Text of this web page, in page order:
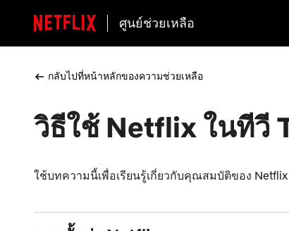
ศูนย์ช่วยเหลือ
กลับไปที่หน้าหลักของความช่วยเหลือ
วิธีใช้ Netflix ในทีวี
ใช้บทความนี้เพื่อเรียนรู้เกี่ยวกับคุณสมบัติของ